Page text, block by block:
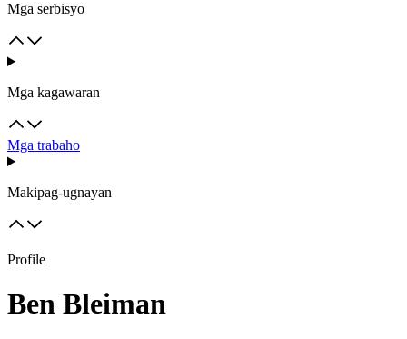
Mga serbisyo
Mga kagawaran
Mga trabaho
Makipag-ugnayan
Profile
Ben Bleiman